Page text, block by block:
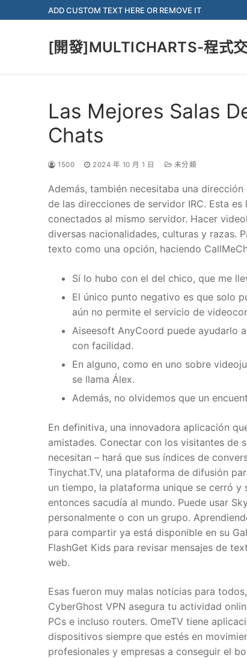
to
ADD CUSTOM TEXT HERE OR REMOVE IT
[開發]MULTICHARTS-程式
Las Mejores Salas
Chats
1500 2024 年 10 月 1 日 未分類
Además, también necesitaba una
de las direcciones de servidor IRC. Esta
conectados al mismo servidor. Hacer
diversas nacionalidades, culturas y razas.
texto como una opción, haciendo
Sí lo hubo con el del chico, que me
El único punto negativo es que solo
aún no permite el servicio de
Aiseesoft AnyCoord puede ayudarlo
con facilidad.
En alguno, como en uno sobre
se llama Álex.
Además, no olvidemos que un
En definitiva, una innovadora aplicación
amistades. Conectar con los visitantes de
necesitan – hará que sus índices de
Tinychat.TV, una plataforma de difusión
un tiempo, la plataforma unique se cerró
entonces sacudía al mundo. Puede usar
personalmente o con un grupo.
para compartir ya está disponible en su
FlashGet Kids para revisar mensajes de
web.
Esas fueron muy malas noticias para
CyberGhost VPN asegura tu actividad
PCs e incluso routers. OmeTV tiene
dispositivos siempre que estés en
profesionales y empresas a conseguir el